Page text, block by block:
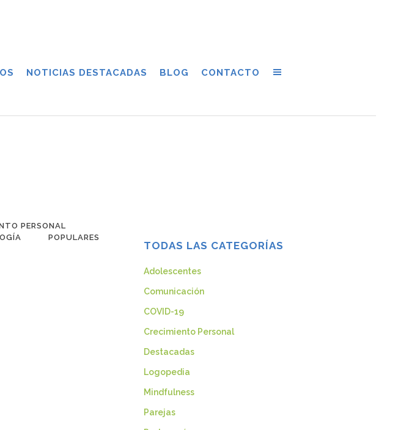
NOTICIAS DESTACADAS BLOG CONTACTO
PERSONAL
POPULARES
TODAS LAS CATEGORÍAS
Adolescentes
Comunicación
COVID-19
Crecimiento Personal
Destacadas
Logopedia
Mindfulness
Parejas